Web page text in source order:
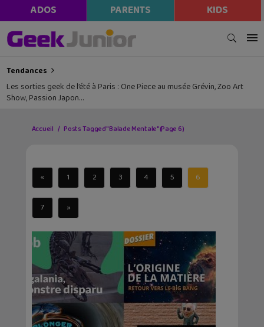
ADOS PARENTS KIDS
Tendances
Les sorties geek de l’été à Paris : One Piece au musée Grévin, Zoo Art
Show, Passion Japon…
Accueil Posts Tagged "Balade Mentale"(Page 6)
« 1 2 3 4 5 6
7 »